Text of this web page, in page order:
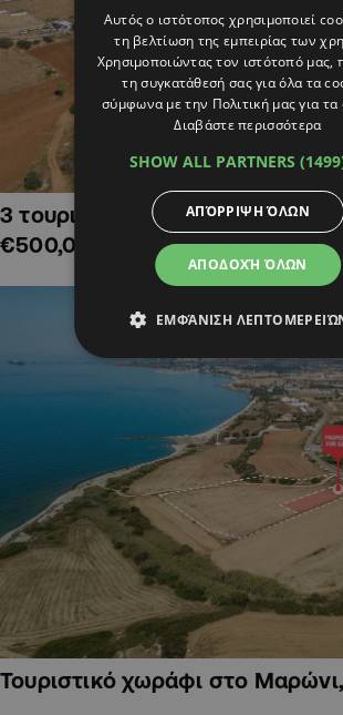
3 τουριστικά χωράφια στην
€500,000
Τουριστικό χωράφι στο
Αυτός ο ιστότοπος χρησιμοποιεί
τη βελτίωση της εμπειρίας των
Χρησιμοποιώντας τον ιστότοπό μας,
τη συγκατάθεσή σας για όλα τα
σύμφωνα με την Πολιτική μας για
Διαβάστε περισσότερα
SHOW ALL PARTNERS
ΑΠΟΔΟΧΉ ΌΛΩΝ
ΑΠΌΡΡΙΨΗ ΌΛΩΝ
ΕΜΦΆΝΙΣΗ